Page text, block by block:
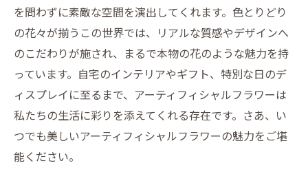
を問わずに素敵な空間を演出してくれます。色とりどり
の花々が揃うこの世界では、リアルな質感やデザインへ
のこだわりが施され、まるで本物の花のような魅力を持
っています。自宅のインテリアやギフト、特別な日のデ
ィスプレイに至るまで、アーティフィシャルフラワーは
私たちの生活に彩りを添えてくれる存在です。さあ、い
つでも美しいアーティフィシャルフラワーの魅力をご堪
能ください。